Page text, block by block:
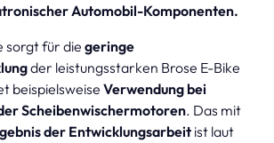
Automobil-Komponenten.
sorgt für die geringe
der leistungsstarken Brose E-Bike
beispielsweise Verwendung bei
Scheibenwischermotoren. Das mit
der Entwicklungsarbeit ist laut